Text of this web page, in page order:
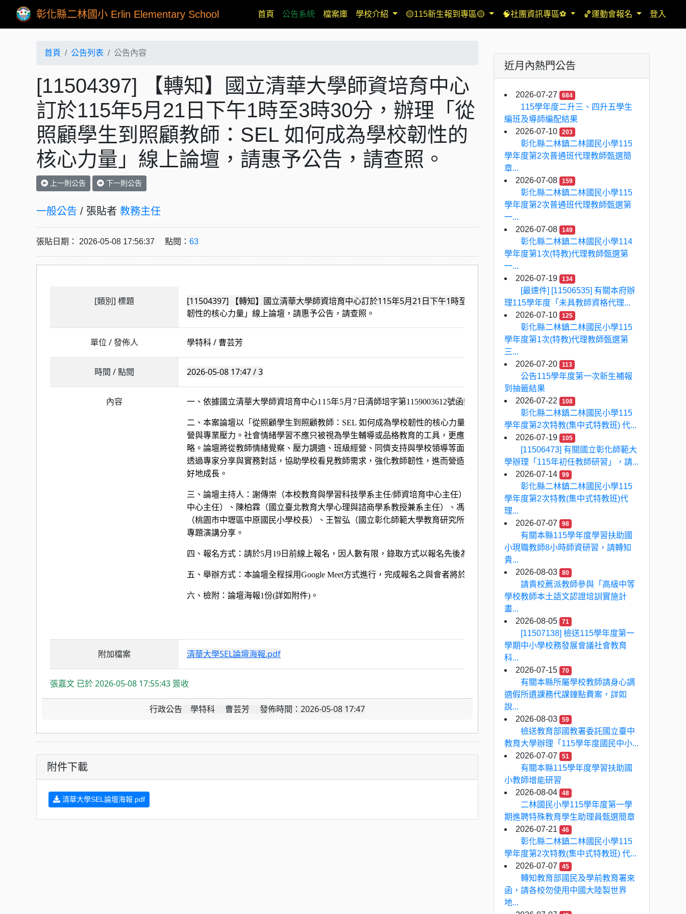
彰化縣二林國小 Erlin Elementary School 首頁 (current)
公告系統 檔案庫 學校介紹 🟡115新生報到專區🟡 🧠社團資訊專區⚽ 🏀運動會報名 登入
首頁 公告列表 公告內容
[11504397] 【轉知】國立清華大學師資培育中心
訂於115年5月21日下午1時至3時30分，辦理「從
照顧學生到照顧教師：SEL 如何成為學校韌性的
核心力量」線上論壇，請惠予公告，請查照。
上一則公告 下一則公告
一般公告 / 張貼者 教務主任
張貼日期： 2026-05-08 17:56:37 點閱： 63
[類別] 標題
[11504397] 【轉知】國立清華大學師資培育中心訂於115年5月21日下午1時至3時30分，辦理「從照顧學生到照顧教師：SEL 如何成為學校
韌性的核心力量」線上論壇，請惠予公告，請查照。
單位 / 發佈人 學特科 / 曹芸芳
時間 / 點閱 2026-05-08 17:47 / 3
內容 一、依據國立清華大學師資培育中心115年5月 7 日清師培字第1159003612號函辦理。
二、本案論壇以「從照顧學生到照顧教師： SEL 如何成為學校韌性的核心力量」為主題，聚焦教師在教育現場中所承擔的情緒勞動、關係經
營與專業壓力。社會情緒學習不應只被視為學生輔導或品格教育的工具，更應成為支持教師身心安頓、專業成長與學校文化重建的重要策
略。論壇將從教師情緒覺察、壓力調適、班級經營、同儕支持與學校領導等面向出發，探討如何建立更具關懷性與支持性的校園系統。期待
透過專家分享與實務對話，協助學校看見教師需求，強化教師韌性，進而營造安全、信任且有溫度的學習環境，讓教師被支持，學生也能更
好地成長。
三、論壇主持人：謝傳崇（本校教育與學習科技學系主任/師資培育中心主任）；邀請謝傳崇（本校教育與學習科技學系系主任兼師資培育
中心主任）、陳柏霖（國立臺北教育大學心理與諮商學系教授兼系主任）、馮丰儀（國立暨南國際大學教育政策與行政學系教授）、黃木姻
（桃園市中壢區中原國民小學校長）、王智弘（國立彰化師範大學教育研究所教授）、曾文鑑（本校師資培育中心助理教授）針對主題進行
專題演講分享。
四、報名方式：請於5月 19 日前線上報名，因人數有限，錄取方式以報名先後為準。報名連結：https://forms.gle/yzN44qQabvASj8Pe7
五、舉辦方式：本論壇全程採用Google Meet方式進行，完成報名之與會者將於論壇前一日（ 5月20日17:00 前）收到論壇連線代碼。
六、檢附：論壇海報1份(詳如附件) 。
附加檔案 清華大學SEL論壇海報.pdf
張嘉文 已於 2026-05-08 17:55:43 簽收
行政公告 學特科 曹芸芳 發佈時間：2026-05-08 17:47
附件下載
清華大學SEL論壇海報.pdf
近月內熱門公告
2026-07-27 684
115學年度二升三、四升五學生
編班及導師編配結果
2026-07-10
203
彰化縣二林鎮二林國民小學115
學年度第2次普通班代理教師甄選簡
章...
2026-07-08
159
彰化縣二林鎮二林國民小學115
學年度第2次普通班代理教師甄選第
一...
2026-07-08
149
彰化縣二林鎮二林國民小學114
學年度第1次(特教)代理教師甄選第
一...
2026-07-19
134
[最速件] [11506535] 有關本府辦
理115學年度「未具教師資格代理...
2026-07-10
125
彰化縣二林鎮二林國民小學115
學年度第1次(特教)代理教師甄選第
三...
2026-07-20
113
公告115學年度第一次新生補報
到抽籤結果
2026-07-22
108
彰化縣二林鎮二林國民小學115
學年度第2次特教(集中式特教班) 代...
2026-07-19
105
[11506473] 有關國立彰化師範大
學辦理「115年初任教師研習」，請...
2026-07-14
99
彰化縣二林鎮二林國民小學115
學年度第2次特教(集中式特教班)代
理...
2026-07-07
98
有關本縣115學年度學習扶助國
小現職教師8小時師資研習，請轉知
貴...
2026-08-03
80
請貴校薦派教師參與「高級中等
學校教師本土語文認證培訓實施計
畫...
2026-08-05
71
[11507138] 檢送115學年度第一
學期中小學校務發展會議社會教育
科...
2026-07-15
70
有關本縣所屬學校教師請身心調
適假所遺課務代課鐘點費案，詳如
說...
2026-08-03
59
檢送教育部國教署委託國立臺中
教育大學辦理「115學年度國民中小...
2026-07-07
51
有關本縣115學年度學習扶助國
小教師增能研習
2026-08-04
48
二林國民小學115學年度第一學
期進聘特殊教育學生助理員甄選簡章
2026-07-21
46
彰化縣二林鎮二林國民小學115
學年度第2次特教(集中式特教班) 代...
2026-07-07
45
轉知教育部國民及學前教育署來
函，請各校勿使用中國大陸製世界
地...